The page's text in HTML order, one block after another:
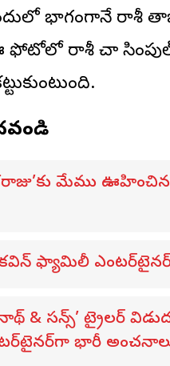
భాగంగానే రాశీ
ఫోటోలో రాశీ చాలా
మేము
ఫ్యామిలీ ఎంటర్‌టైనర్
& సన్స్’ ట్రైలర్
భారీ